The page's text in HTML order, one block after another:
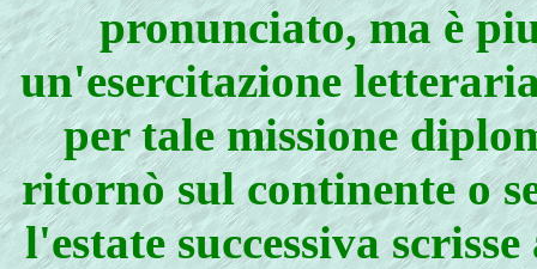
pronunciato, ma è
un'esercitazione
per tale missione
ritornò sul continente o
l'estate successiva